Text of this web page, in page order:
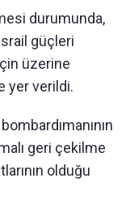
durumunda,
güçleri
üzerine
yer verildi.
geri çekilme
olduğu